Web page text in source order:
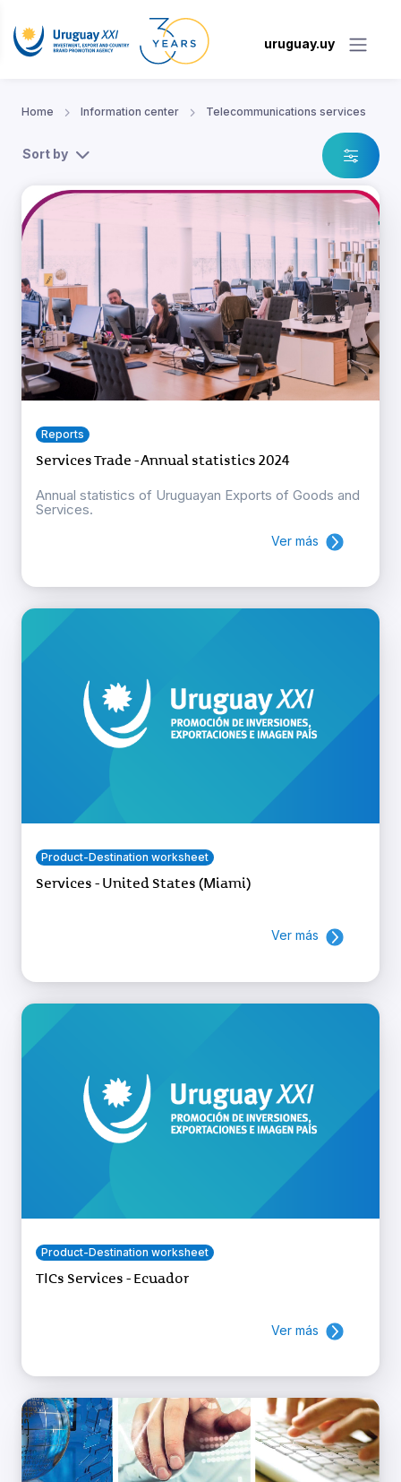
uruguay.uy
Home Information center Telecommunications services
Sort by
Reports
Services Trade - Annual statistics 2024
Annual statistics of Uruguayan Exports of Goods and
Services.
Ver más
Product-Destination worksheet
Services - United States (Miami)
Ver más
Product-Destination worksheet
TICs Services - Ecuador
Ver más